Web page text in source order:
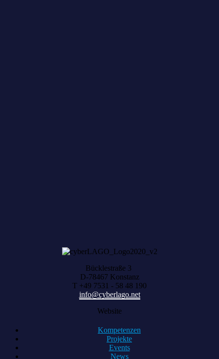
Bücklestraße 3
D-78467 Konstanz
T +49 7531 - 58 48 190
info@cyberlago.net
Website
Kompetenzen
Projekte
Events
News